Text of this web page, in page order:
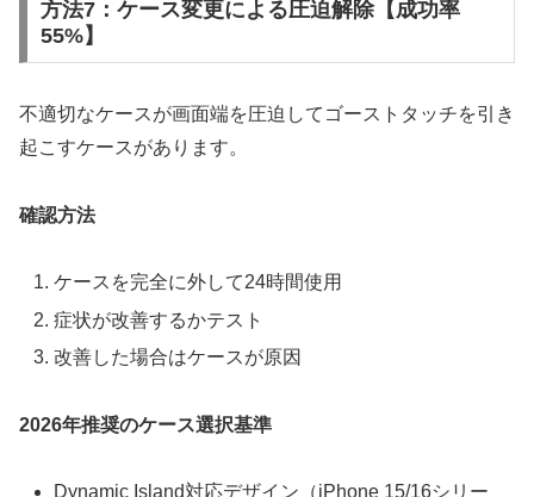
方法7：ケース変更による圧迫解除【成功率
55%】
不適切なケースが画面端を圧迫してゴーストタッチを引き
起こすケースがあります。
確認方法
ケースを完全に外して24時間使用
症状が改善するかテスト
改善した場合はケースが原因
2026年推奨のケース選択基準
Dynamic Island対応デザイン（iPhone 15/16シリー